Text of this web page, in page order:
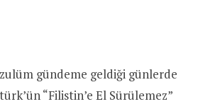
gündeme geldiği günlerde
“Filistin’e El Sürülemez”